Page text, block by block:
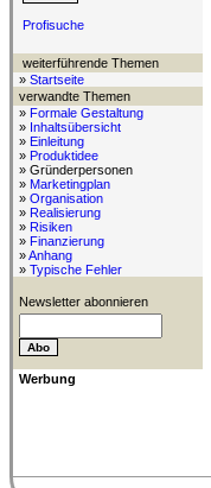
Profisuche
weiterführende Themen
» Startseite
verwandte Themen
» Formale Gestaltung
» Inhaltsübersicht
» Einleitung
» Produktidee
» Gründerpersonen
» Marketingplan
» Organisation
» Realisierung
» Risiken
» Finanzierung
»Anhang
» Typische Fehler
Newsletter abonnieren
Werbung